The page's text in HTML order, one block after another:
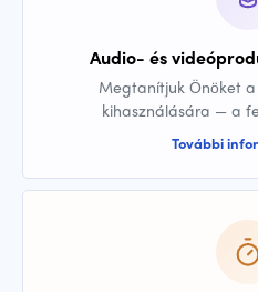
Audio- és
Megtanítjuk Önöket
kihasználására — a
További